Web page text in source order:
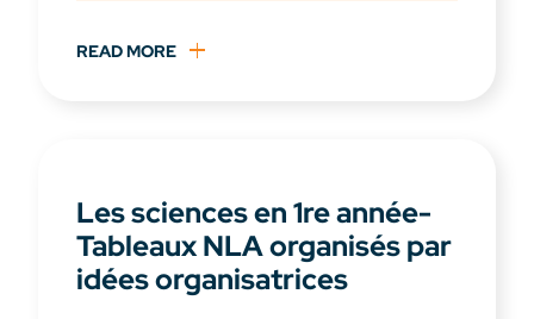
READ MORE
Les sciences en 1re année-
Tableaux NLA organisés par
idées organisatrices